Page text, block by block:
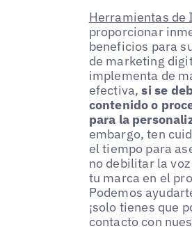
Herramientas de
proporcionar
beneficios para
de marketing
implementa de
efectiva,si se
contenido o
para la
embargo, ten
el tiempo para
no debilitar la
tu marca en el
Podemos
¡solo tienes que
contacto con